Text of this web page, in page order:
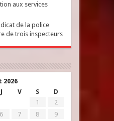
aux services
de la police
de trois inspecteurs
2026
J V S D
1
2
6 7 8
9